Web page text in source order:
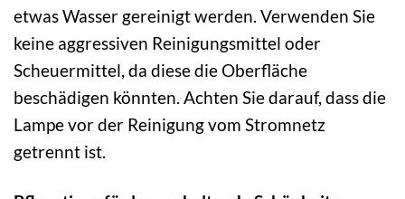
etwas Wasser gereinigt werden. Verwenden Sie
keine aggressiven Reinigungsmittel oder
Scheuermittel, da diese die Oberfläche
beschädigen könnten. Achten Sie darauf, dass die
Lampe vor der Reinigung vom Stromnetz
getrennt ist.